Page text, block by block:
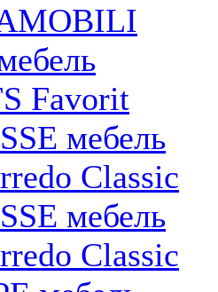
Favorit
мебель
Classic
мебель
Classic